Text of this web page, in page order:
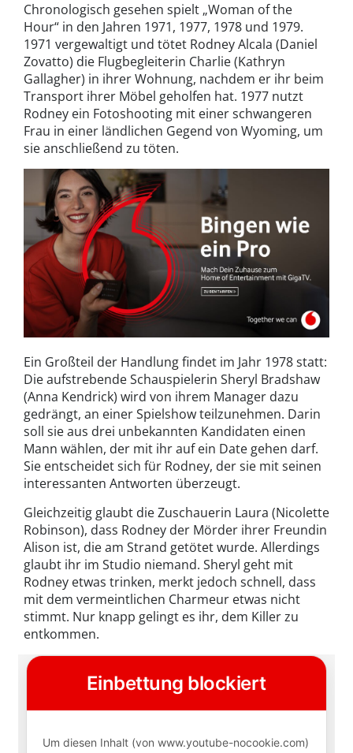
Chronologisch gesehen spielt „Woman of the
Hour“ in den Jahren 1971, 1977, 1978 und 1979.
1971 vergewaltigt und tötet Rodney Alcala (Daniel
Zovatto) die Flugbegleiterin Charlie (Kathryn
Gallagher) in ihrer Wohnung, nachdem er ihr beim
Transport ihrer Möbel geholfen hat. 1977 nutzt
Rodney ein Fotoshooting mit einer schwangeren
Frau in einer ländlichen Gegend von Wyoming, um
sie anschließend zu töten.
Ein Großteil der Handlung findet im Jahr 1978 statt:
Die aufstrebende Schauspielerin Sheryl Bradshaw
(Anna Kendrick) wird von ihrem Manager dazu
gedrängt, an einer Spielshow teilzunehmen. Darin
soll sie aus drei unbekannten Kandidaten einen
Mann wählen, der mit ihr auf ein Date gehen darf.
Sie entscheidet sich für Rodney, der sie mit seinen
interessanten Antworten überzeugt.
Gleichzeitig glaubt die Zuschauerin Laura (Nicolette
Robinson), dass Rodney der Mörder ihrer Freundin
Alison ist, die am Strand getötet wurde. Allerdings
glaubt ihr im Studio niemand. Sheryl geht mit
Rodney etwas trinken, merkt jedoch schnell, dass
mit dem vermeintlichen Charmeur etwas nicht
stimmt. Nur knapp gelingt es ihr, dem Killer zu
entkommen.